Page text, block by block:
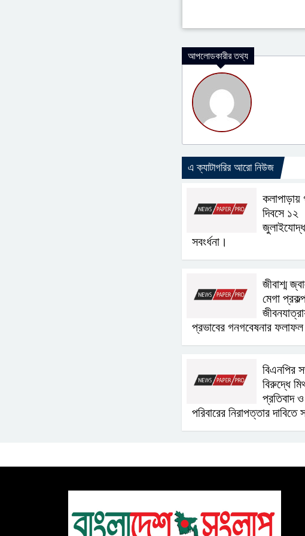
আপলোডকারীর তথ্য
এ ক্যাটাগরির আরো নিউজ
দিবসে ১২
সবংর্ধনা।
জীবাশ্ম
মেগা
প্রভাবের গনগবেষনার
বিএনপির
বিরুদ্ধে
প্রতিবাদ
পরিবারের নিরাপত্তার দাবিতে